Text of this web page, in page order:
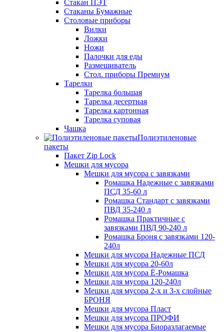
Стакан ПЭТ
Стаканы Бумажные
Столовые приборы
Вилки
Ложки
Ножи
Палочки для еды
Размешиватель
Стол. приборы Премиум
Тарелки
Тарелка большая
Тарелка десертная
Тарелка картонная
Тарелка суповая
Чашка
Полиэтиленовые
пакеты
Пакет Zip Lock
Мешки для мусора
Мешки для мусора с завязками
Ромашка Надежные с завязками
ПСД 35-60 л
Ромашка Стандарт с завязками
ПВД 35-240 л
Ромашка Практичные с
завязками ПВД 90-240 л
Ромашка Броня с завязками 120-
240л
Мешки для мусора Надежные ПСД
Мешки для мусора 20-60л
Мешки для мусора Ё-Ромашка
Мешки для мусора 120-240л
Мешки для мусора 2-х и 3-х слойные
БРОНЯ
Мешки для мусора Пласт
Мешки для мусора ПРОФИ
Мешки для мусора Биоразлагаемые